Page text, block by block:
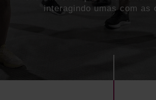
interagindo umas com as